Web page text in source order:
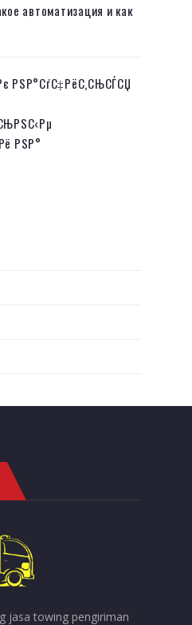
автоматизация и как
РЅР°СѓС‡РёС‚СЊСЃСЏ
РЅР°
jasa towing pengiriman